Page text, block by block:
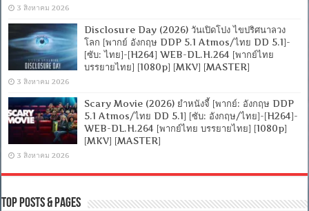
3 สิงหาคม 2026
Disclosure Day (2026) วันเปิดโปง ไขปริศนาลวง
โลก [พากย์ อังกฤษ DDP 5.1 Atmos/ไทย DD 5.1]-
[ซับ: ไทย]-[H264] WEB-DL.H.264 [พากย์ไทย
บรรยายไทย] [1080p] [MKV] [MASTER]
3 สิงหาคม 2026
Scary Movie (2026) ยำหนังจี้ [พากย์: อังกฤษ DDP
5.1 Atmos/ไทย DD 5.1] [ซับ: อังกฤษ/ไทย]-[H264]-
WEB-DL.H.264 [พากย์ไทย บรรยายไทย] [1080p]
[MKV] [MASTER]
3 สิงหาคม 2026
Top Posts & Pages